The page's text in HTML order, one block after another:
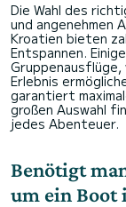
Die Wahl des
und angenehmen
Kroatien bieten
Entspannen.
Gruppenausflüge,
Erlebnis
garantiert
großen Auswahl
jedes Abenteuer.
Benötigt
um ein Boot